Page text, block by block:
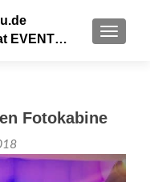
MENU
EVENT…
Fotokabine